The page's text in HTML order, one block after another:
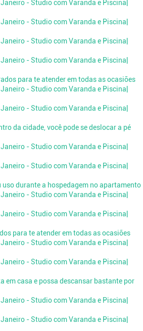
para te atender em todas as ocasiões
da cidade, você pode se deslocar a pé
uso durante a hospedagem no apartamento
para te atender em todas as ocasiões
em casa e possa descansar bastante por